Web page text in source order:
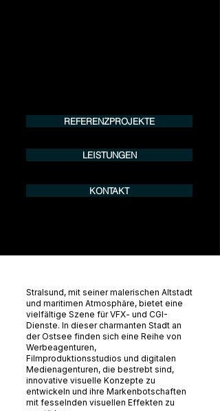
REFERENZPROJEKTE
LEISTUNGEN
KONTAKT
Stralsund, mit seiner malerischen Altstadt
und maritimen Atmosphäre, bietet eine
vielfältige Szene für VFX- und CGI-
Dienste. In dieser charmanten Stadt an
der Ostsee finden sich eine Reihe von
Werbeagenturen,
Filmproduktionsstudios und digitalen
Medienagenturen, die bestrebt sind,
innovative visuelle Konzepte zu
entwickeln und ihre Markenbotschaften
mit fesselnden visuellen Effekten zu